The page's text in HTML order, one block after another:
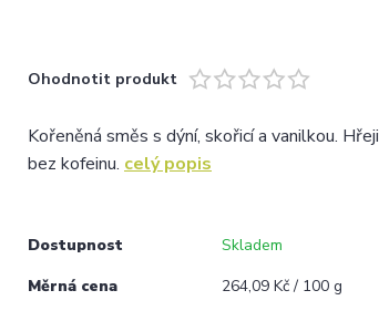
Ohodnotit produkt
Kořeněná směs s dýní, skořicí a vanilkou.
bez kofeinu. celý popis
Dostupnost
Skladem
Měrná cena
264,09 Kč / 100 g